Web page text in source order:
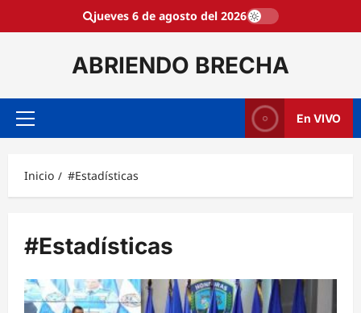
jueves 6 de agosto del 2026
ABRIENDO BRECHA
Menú
En VIVO
Inicio #Estadísticas
#Estadísticas